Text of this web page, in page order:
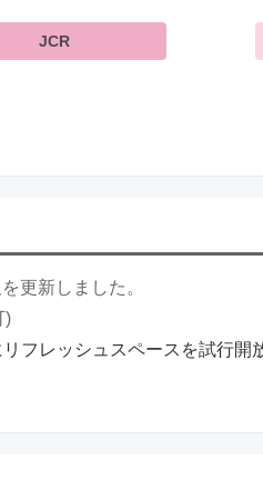
JCR
更新しました。
)
フレッシュスペースを試行開